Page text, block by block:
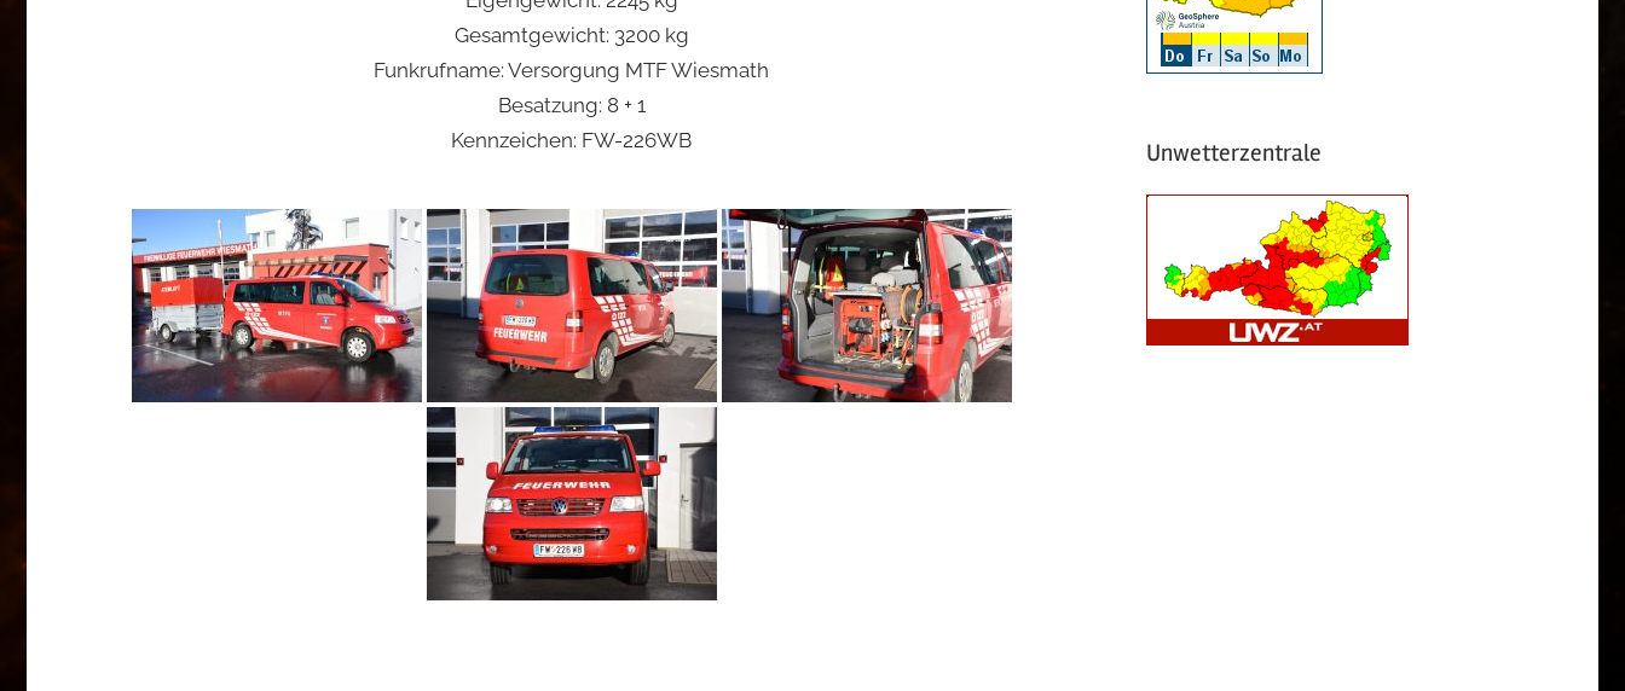
Gesamtgewicht: 3200 kg
Funkrufname: Versorgung MTF Wiesmath
Besatzung: 8 + 1
Kennzeichen: FW-226WB
Unwetterzentrale